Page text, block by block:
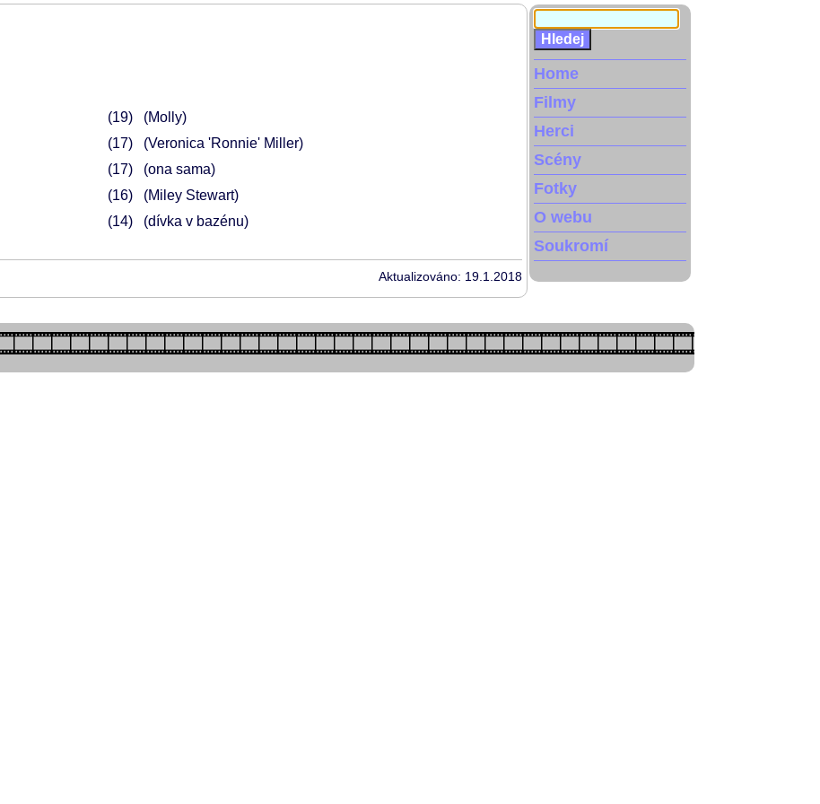
19
(Molly)
17
(Veronica 'Ronnie' Miller)
17
(ona sama)
16
(Miley Stewart)
14 (dívka v bazénu)
Aktualizováno: 19.1.2018
Home
Filmy
Herci
Scény
Fotky
O webu
Soukromí